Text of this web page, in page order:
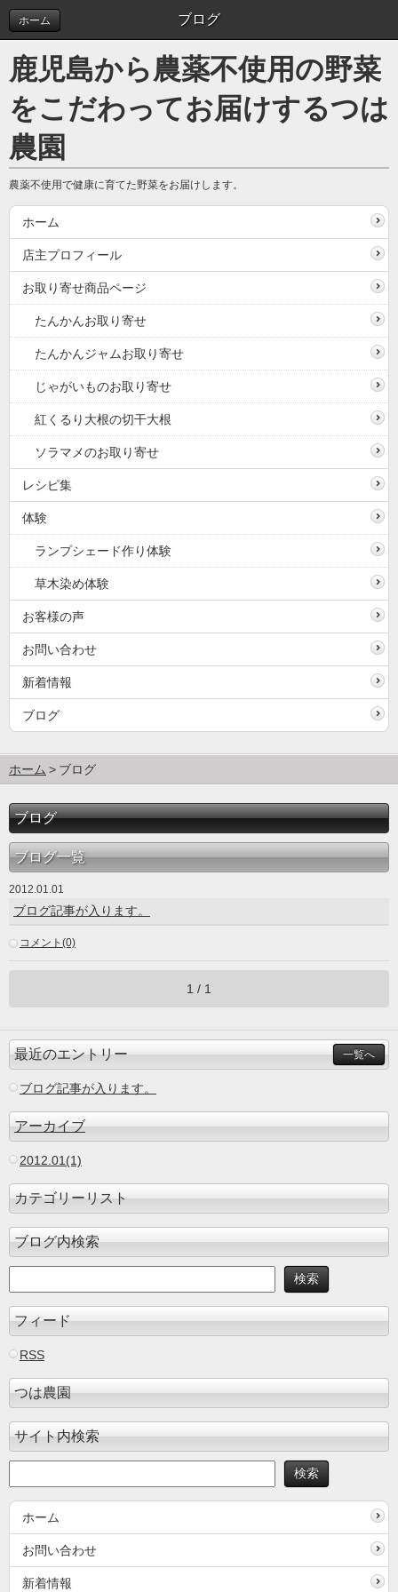
ブログ
ホーム
鹿児島から農薬不使用の野菜
をこだわってお届けするつは
農園
農薬不使用で健康に育てた野菜をお届けします。
ホーム
店主プロフィール
お取り寄せ商品ページ
たんかんお取り寄せ
たんかんジャムお取り寄せ
じゃがいものお取り寄せ
紅くるり大根の切干大根
ソラマメのお取り寄せ
レシピ集
体験
ランプシェード作り体験
草木染め体験
お客様の声
お問い合わせ
新着情報
ブログ
ホーム ブログ
ブログ
ブログ一覧
2012.01.01
ブログ記事が入ります。
コメント(0)
1 / 1
最近のエントリー 一覧へ
ブログ記事が入ります。
アーカイブ
2012.01(1)
カテゴリーリスト
ブログ内検索
フィード
RSS
つは農園
サイト内検索
ホーム
お問い合わせ
新着情報